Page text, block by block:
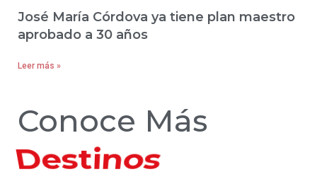
José María Córdova ya tiene plan maestro
aprobado a 30 años
Leer más »
Conoce Más
Hoteles